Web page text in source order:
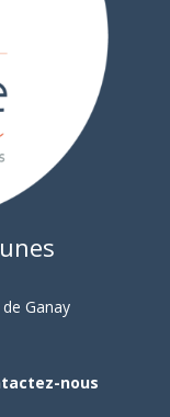
Ganay
nous